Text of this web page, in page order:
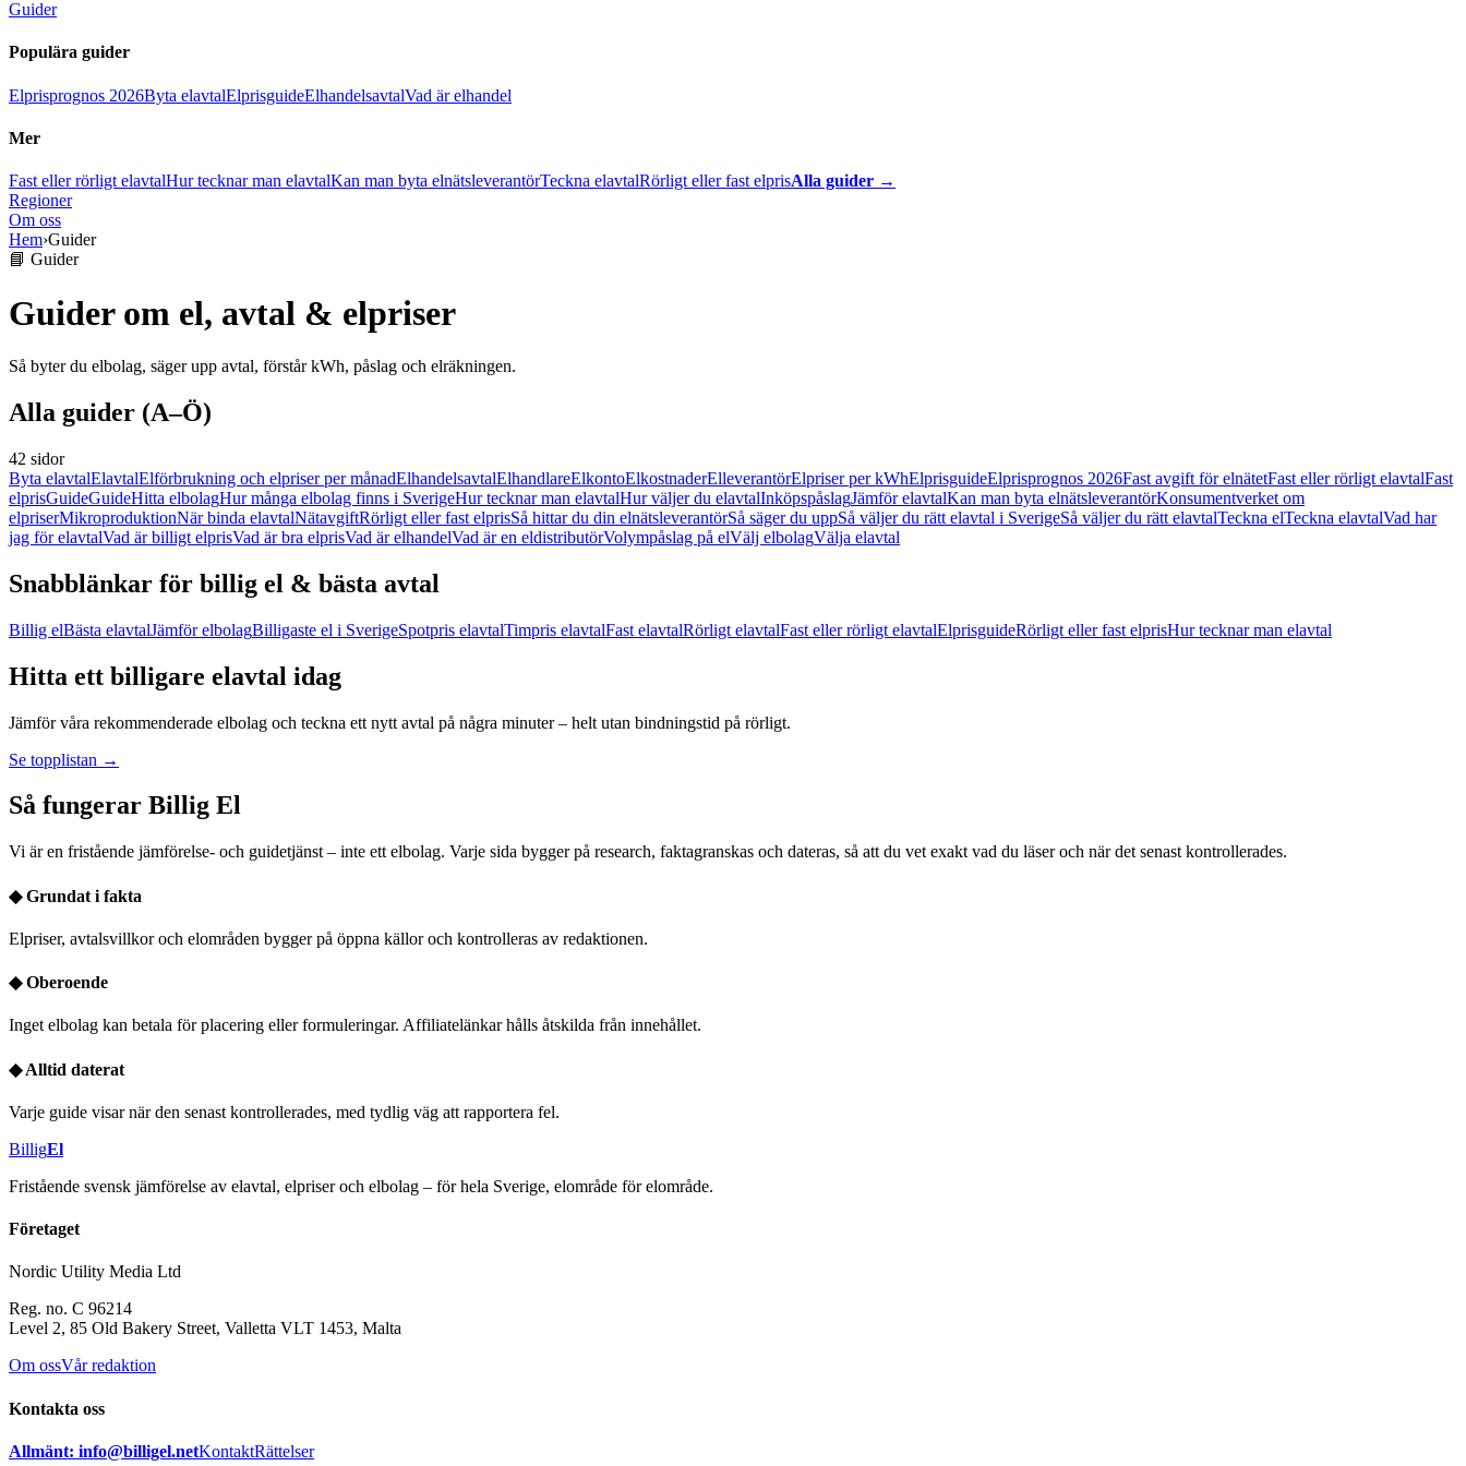
Guider
Populära guider
Elprisprognos 2026Byta elavtalElprisguideElhandelsavtalVad är elhandel
Mer
Fast eller rörligt elavtalHur tecknar man elavtalKan man byta elnätsleverantörTeckna elavtalRörligt eller fast elprisAlla guider →
Regioner
Om oss
Hem›Guider
📘 Guider
Guider om el, avtal & elpriser
Så byter du elbolag, säger upp avtal, förstår kWh, påslag och elräkningen.
Alla guider (A–Ö)
42 sidor
Byta elavtalElavtalElförbrukning och elpriser per månadElhandelsavtalElhandlareElkontoElkostnaderElleverantörElpriser per kWhElprisguideElprisprognos 2026Fast avgift för elnätetFast eller rörligt elavtalFast
elprisGuideGuideHitta elbolagHur många elbolag finns i SverigeHur tecknar man elavtalHur väljer du elavtalInköpspåslagJämför elavtalKan man byta elnätsleverantörKonsumentverket om
elpriserMikroproduktionNär binda elavtalNätavgiftRörligt eller fast elprisSå hittar du din elnätsleverantörSå säger du uppSå väljer du rätt elavtal i SverigeSå väljer du rätt elavtalTeckna elTeckna elavtalVad har
jag för elavtalVad är billigt elprisVad är bra elprisVad är elhandelVad är en eldistributörVolympåslag på elVälj elbolagVälja elavtal
Snabblänkar för billig el & bästa avtal
Billig elBästa elavtalJämför elbolagBilligaste el i SverigeSpotpris elavtalTimpris elavtalFast elavtalRörligt elavtalFast eller rörligt elavtalElprisguideRörligt eller fast elprisHur tecknar man elavtal
Hitta ett billigare elavtal idag
Jämför våra rekommenderade elbolag och teckna ett nytt avtal på några minuter – helt utan bindningstid på rörligt.
Se topplistan →
Så fungerar Billig El
Vi är en fristående jämförelse- och guidetjänst – inte ett elbolag. Varje sida bygger på research, faktagranskas och dateras, så att du vet exakt vad du läser och när det senast kontrollerades.
◆Grundat i fakta
Elpriser, avtalsvillkor och elområden bygger på öppna källor och kontrolleras av redaktionen.
◆Oberoende
Inget elbolag kan betala för placering eller formuleringar. Affiliatelänkar hålls åtskilda från innehållet.
◆Alltid daterat
Varje guide visar när den senast kontrollerades, med tydlig väg att rapportera fel.
BilligEl
Fristående svensk jämförelse av elavtal, elpriser och elbolag – för hela Sverige, elområde för elområde.
Företaget
Nordic Utility Media Ltd
Reg. no. C 96214
Level 2, 85 Old Bakery Street, Valletta VLT 1453, Malta
Om ossVår redaktion
Kontakta oss
Allmänt: info@billigel.netKontaktRättelser